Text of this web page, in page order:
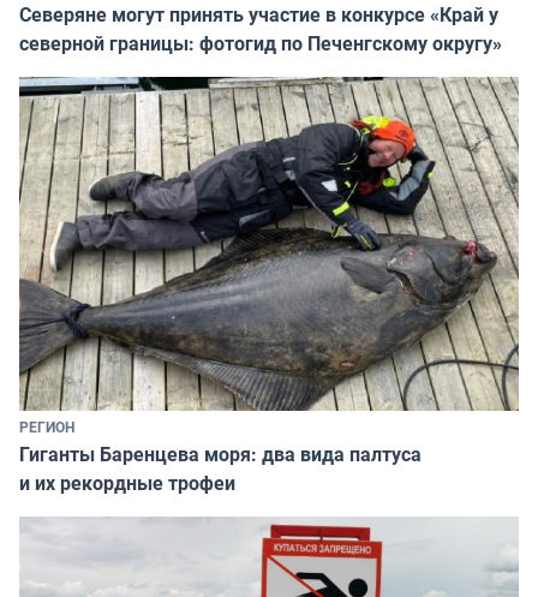
Северяне могут принять участие в конкурсе «Край у
северной границы: фотогид по Печенгскому округу»
РЕГИОН
Гиганты Баренцева моря: два вида палтуса
и их рекордные трофеи